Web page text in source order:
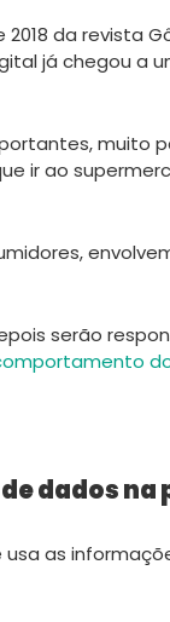
da revista
já chegou a
muito
ir ao
serão
dados
as